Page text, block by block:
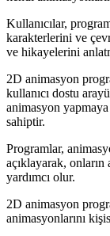
Kullanıcılar,
karakterlerini ve
ve hikayelerini
2D animasyon
kullanıcı dostu
animasyon
sahiptir.
Programlar,
açıklayarak,
yardımcı olur.
2D animasyon
animasyonlarını